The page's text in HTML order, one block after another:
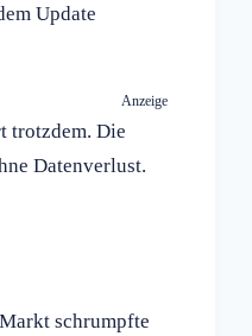
Update
Anzeige
trotzdem. Die
Datenverlust.
schrumpfte